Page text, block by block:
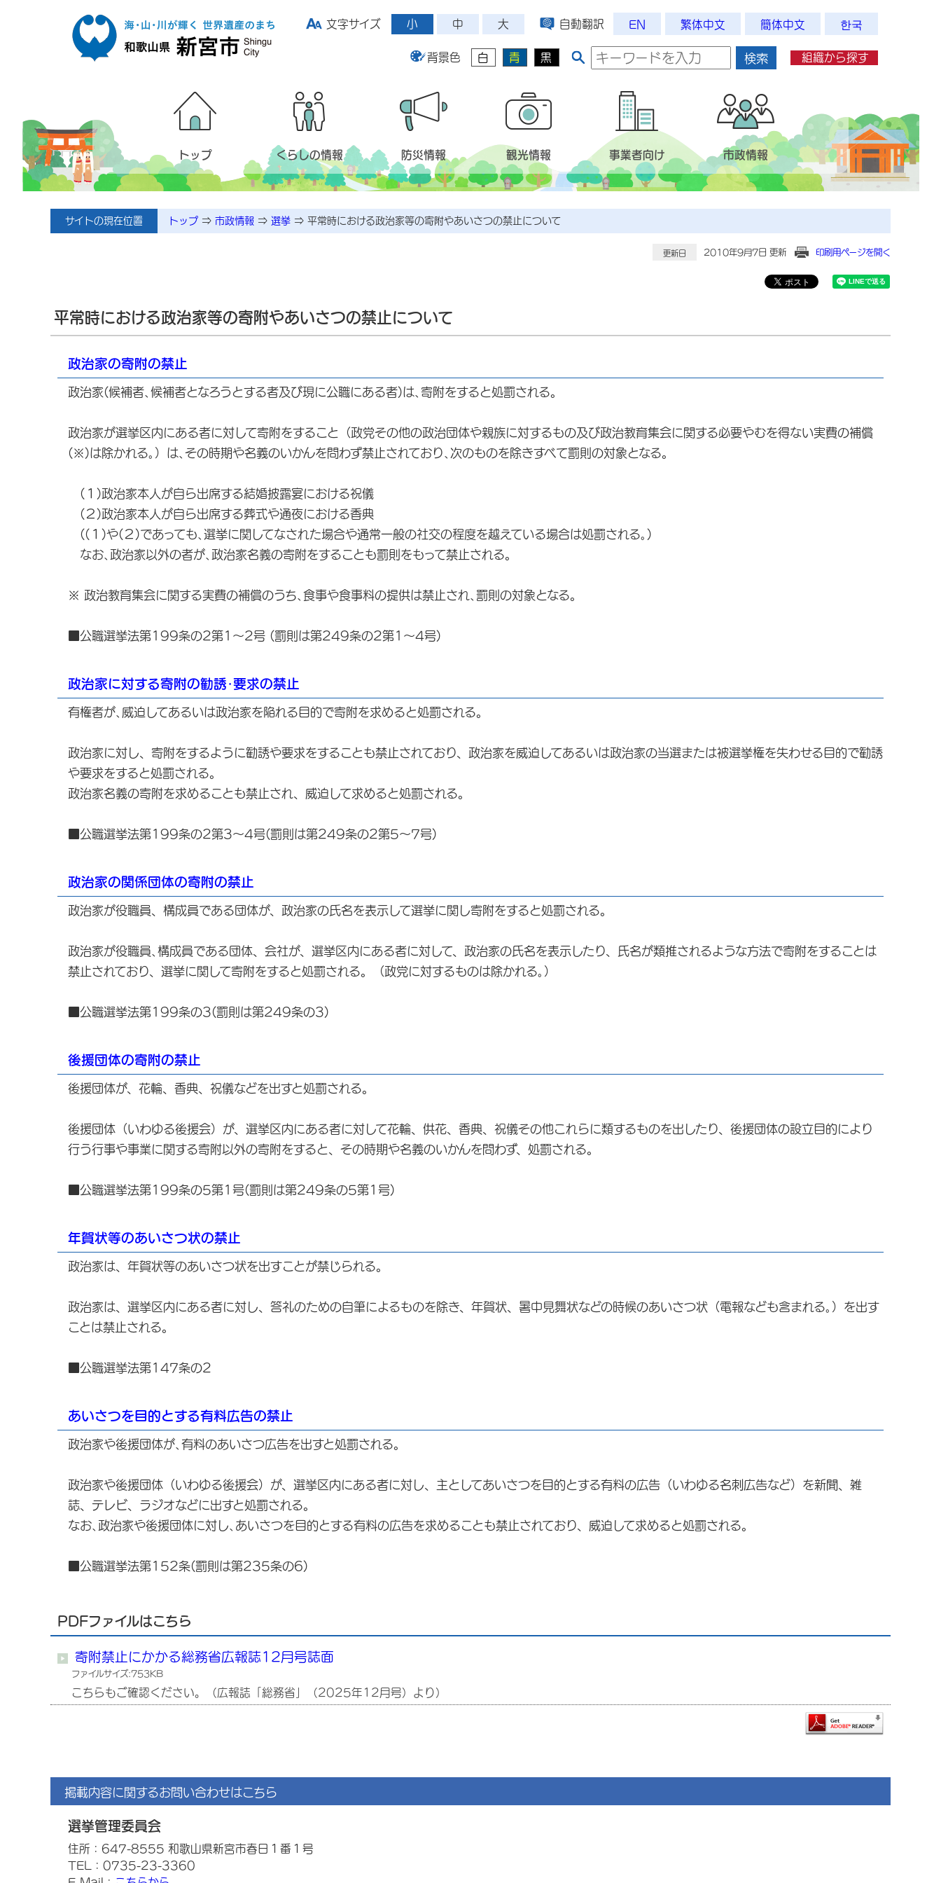
文字サイズ
小 中 大 自動翻訳 EN 繁体中文 簡体中文 한국
背景色 白 青 黒 検索 組織から探す
トップ くらしの情報 防災情報 観光情報 事業者向け 市政情報
サイトの現在位置 トップ ⇒ 市政情報 ⇒ 選挙 ⇒ 平常時における政治家等の寄附やあいさつの禁止について
更新日 2010年9月7日 更新 印刷用ページを開く
平常時における政治家等の寄附やあいさつの禁止について
政治家の寄附の禁止
政治家(候補者､候補者となろうとする者及び現に公職にある者)は､寄附をすると処罰される。
政治家が選挙区内にある者に対して寄附をすること（政党その他の政治団体や親族に対するもの及び政治教育集会に関する必要やむを得ない実費の補償
(※)は除かれる｡）は､その時期や名義のいかんを問わず禁止されており､次のものを除きすべて罰則の対象となる。
(１)政治家本人が自ら出席する結婚披露宴における祝儀
(２)政治家本人が自ら出席する葬式や通夜における香典
((１)や(２)であっても､選挙に関してなされた場合や通常一般の社交の程度を越えている場合は処罰される｡)
なお､政治家以外の者が､政治家名義の寄附をすることも罰則をもって禁止される。
※ 政治教育集会に関する実費の補償のうち､食事や食事料の提供は禁止され､罰則の対象となる。
■公職選挙法第199条の2第1～2号 (罰則は第249条の2第1～4号)
政治家に対する寄附の勧誘･要求の禁止
有権者が､威迫してあるいは政治家を陥れる目的で寄附を求めると処罰される。
政治家に対し、寄附をするように勧誘や要求をすることも禁止されており、政治家を威迫してあるいは政治家の当選または被選挙権を失わせる目的で勧誘
や要求をすると処罰される。
政治家名義の寄附を求めることも禁止され、威迫して求めると処罰される。
■公職選挙法第199条の2第3～4号(罰則は第249条の2第5～7号)
政治家の関係団体の寄附の禁止
政治家が役職員、構成員である団体が、政治家の氏名を表示して選挙に関し寄附をすると処罰される。
政治家が役職員､構成員である団体、会社が、選挙区内にある者に対して、政治家の氏名を表示したり、氏名が類推されるような方法で寄附をすることは
禁止されており、選挙に関して寄附をすると処罰される。（政党に対するものは除かれる｡）
■公職選挙法第199条の3(罰則は第249条の3)
後援団体の寄附の禁止
後援団体が、花輪、香典、祝儀などを出すと処罰される。
後援団体（いわゆる後援会）が、選挙区内にある者に対して花輪、供花、香典、祝儀その他これらに類するものを出したり、後援団体の設立目的により
行う行事や事業に関する寄附以外の寄附をすると、その時期や名義のいかんを問わず、処罰される。
■公職選挙法第199条の5第1号(罰則は第249条の5第1号)
年賀状等のあいさつ状の禁止
政治家は、年賀状等のあいさつ状を出すことが禁じられる。
政治家は、選挙区内にある者に対し、答礼のための自筆によるものを除き、年賀状、暑中見舞状などの時候のあいさつ状（電報なども含まれる｡）を出す
ことは禁止される。
■公職選挙法第147条の2
あいさつを目的とする有料広告の禁止
政治家や後援団体が､有料のあいさつ広告を出すと処罰される。
政治家や後援団体（いわゆる後援会）が、選挙区内にある者に対し、主としてあいさつを目的とする有料の広告（いわゆる名刺広告など）を新聞、雑
誌、テレビ、ラジオなどに出すと処罰される。
なお､政治家や後援団体に対し､あいさつを目的とする有料の広告を求めることも禁止されており、威迫して求めると処罰される。
■公職選挙法第152条(罰則は第235条の6)
PDFファイルはこちら
寄附禁止にかかる総務省広報誌12月号誌面
ファイルサイズ:753KB
こちらもご確認ください。（広報誌「総務省」（2025年12月号）より）
掲載内容に関するお問い合わせはこちら
選挙管理委員会
住所：647-8555 和歌山県新宮市春日１番１号
TEL：0735-23-3360